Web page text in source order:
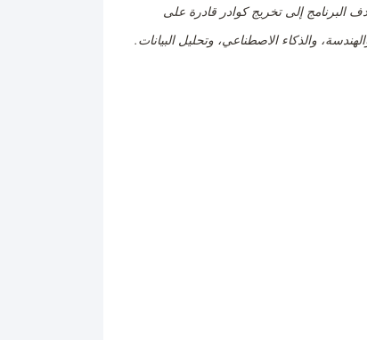
البرنامج إلى تخريج كوادر قادرة على
والذكاء الاصطناعي، وتحليل البيانات.